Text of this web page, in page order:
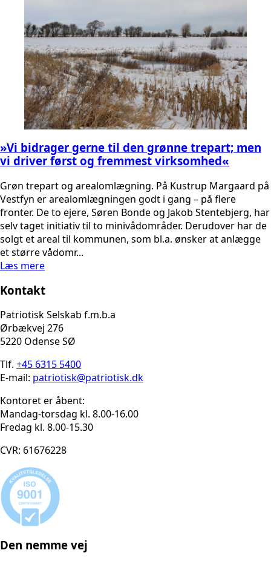
»Vi bidrager gerne til den grønne trepart; men
vi driver først og fremmest virksomhed«
Grøn trepart og arealomlægning. På Kustrup Margaard på
Vestfyn er arealomlægningen godt i gang – på flere
fronter. De to ejere, Søren Bonde og Jakob Stentebjerg, har
selv taget initiativ til to minivådområder. Derudover har de
solgt et areal til kommunen, som bl.a. ønsker at anlægge
et større vådomr...
Læs mere
Kontakt
Patriotisk Selskab f.m.b.a
Ørbækvej 276
5220 Odense SØ
Tlf. +45 6315 5400
E-mail: patriotisk@patriotisk.dk
Kontoret er åbent:
Mandag-torsdag kl. 8.00-16.00
Fredag kl. 8.00-15.30
CVR: 61676228
Den nemme vej